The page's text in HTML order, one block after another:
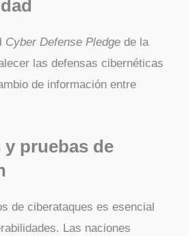
Cyber Defense Pledge de la
las defensas cibernéticas
de información entre
pruebas de
de ciberataques es esencial
Las naciones